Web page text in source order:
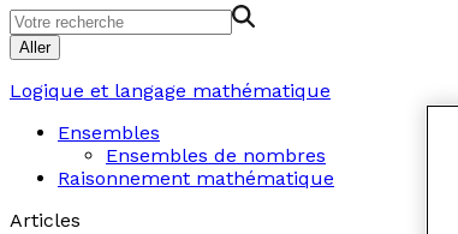
Aller
Logique et langage mathématique
Ensembles
Ensembles de nombres
Raisonnement mathématique
Articles